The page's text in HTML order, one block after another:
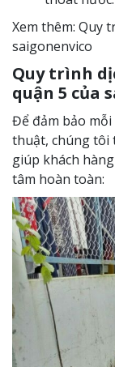
Xem thêm: Quy
saigonenvico
Quy trình
quận 5 của
Để đảm bảo
thuật, chúng tôi
giúp khách
tâm hoàn toàn: